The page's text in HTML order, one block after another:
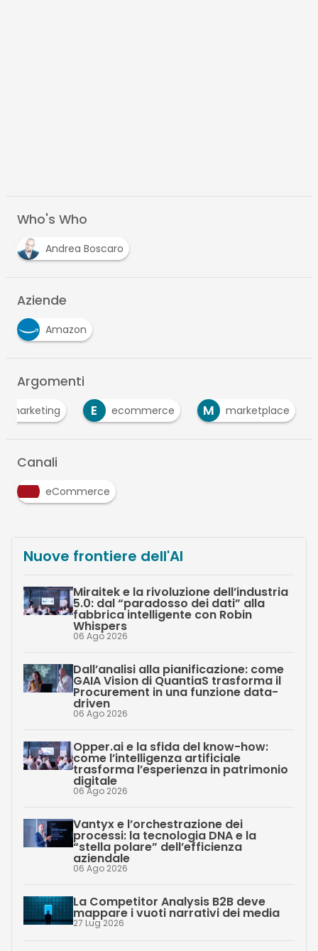
Who's Who
Andrea Boscaro
Aziende
Amazon
Argomenti
marketing E ecommerce M marketplace
Canali
eCommerce
Nuove frontiere dell'AI
Miraitek e la rivoluzione dell’industria
5.0: dal “paradosso dei dati” alla
fabbrica intelligente con Robin
Whispers
06 Ago 2026
Dall’analisi alla pianificazione: come
GAIA Vision di QuantiaS trasforma il
Procurement in una funzione data-
driven
06 Ago 2026
Opper.ai e la sfida del know-how:
come l’intelligenza artificiale
trasforma l’esperienza in patrimonio
digitale
06 Ago 2026
Vantyx e l’orchestrazione dei
processi: la tecnologia DNA e la
“stella polare” dell’efficienza
aziendale
06 Ago 2026
La Competitor Analysis B2B deve
mappare i vuoti narrativi dei media
27 Lug 2026